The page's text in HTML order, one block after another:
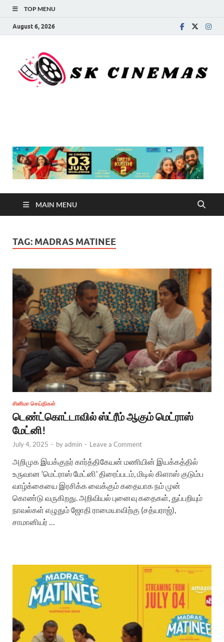
TOP MENU
August 6, 2026
MAIN MENU
TAG: MADRAS MATINEE
சினிமா செய்திகள்
டெண்ட்கொட்டாவில் ஸ்ட்ரீம் ஆகும் மெட்ராஸ்
மேட்னி!
July 4, 2025 - byadmin - Leave a Comment
அறிமுக இயக்குநர் கார்த்திகேயன் மணியின் இயக்கத்தில்
உருவான ‘மெட்ராஸ் மேட்னி’ திரைப்படம், மிடில் கிளாஸ் குடும்ப
வாழ்க்கையை இரசிக்க வைக்கும் கதையாக நம் முன்
கொண்டு வருகிறது. அறிவியல் புனைவு கதைகள், துப்பறியும்
நாவல்கள் எழுதும் ஜோதி ராமையாவிற்கு (சத்யராஜ்),
சாமானியர் …